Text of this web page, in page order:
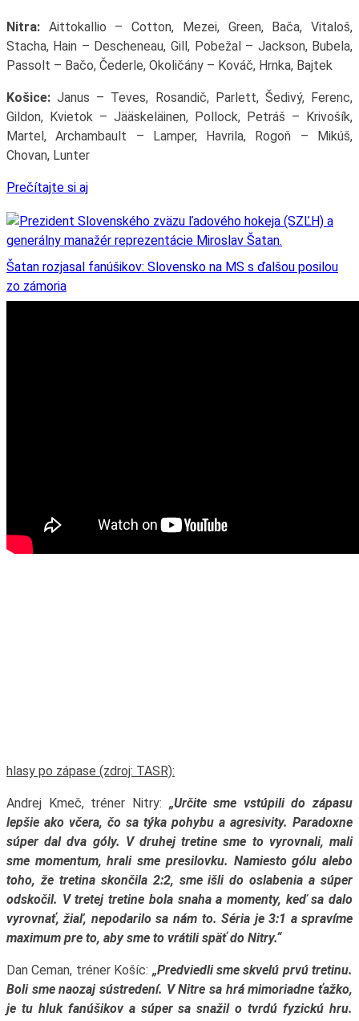
Nitra:Aittokallio – Cotton, Mezei, Green, Bača, Vitaloš,
Stacha, Hain – Descheneau, Gill, Pobežal – Jackson, Bubela,
Passolt – Bačo, Čederle, Okoličány – Kováč, Hrnka, Bajtek
Košice:Janus – Teves, Rosandič, Parlett, Šedivý, Ferenc,
Gildon, Kvietok – Jääskeläinen, Pollock, Petráš – Krivošík,
Martel, Archambault – Lamper, Havrila, Rogoň – Mikúš,
Chovan, Lunter
Prečítajte si aj
Šatan rozjasal fanúšikov: Slovensko na MS s ďalšou posilou
zo zámoria
hlasy po zápase (zdroj: TASR):
Andrej Kmeč, tréner Nitry: „Určite sme vstúpili do zápasu
lepšie ako včera, čo sa týka pohybu a agresivity. Paradoxne
súper dal dva góly. V druhej tretine sme to vyrovnali, mali
sme momentum, hrali sme presilovku. Namiesto gólu alebo
toho, že tretina skončila 2:2, sme išli do oslabenia a súper
odskočil. V tretej tretine bola snaha a momenty, keď sa dalo
vyrovnať, žiaľ, nepodarilo sa nám to. Séria je 3:1 a spravíme
maximum pre to, aby sme to vrátili späť do Nitry.“
Dan Ceman, tréner Košíc: „Predviedli sme skvelú prvú tretinu.
Boli sme naozaj sústredení. V Nitre sa hrá mimoriadne ťažko,
je tu hluk fanúšikov a súper sa snažil o tvrdú fyzickú hru.